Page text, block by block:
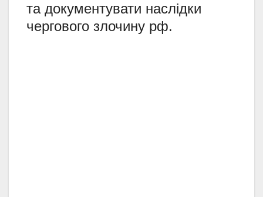
та документувати наслідки
чергового злочину рф.